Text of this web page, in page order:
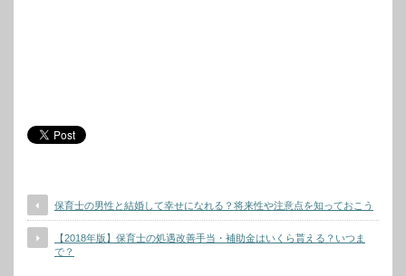
保育士の男性と結婚して幸せになれる？将来性や注意点を知っておこう
【2018年版】保育士の処遇改善手当・補助金はいくら貰える？いつま
で？